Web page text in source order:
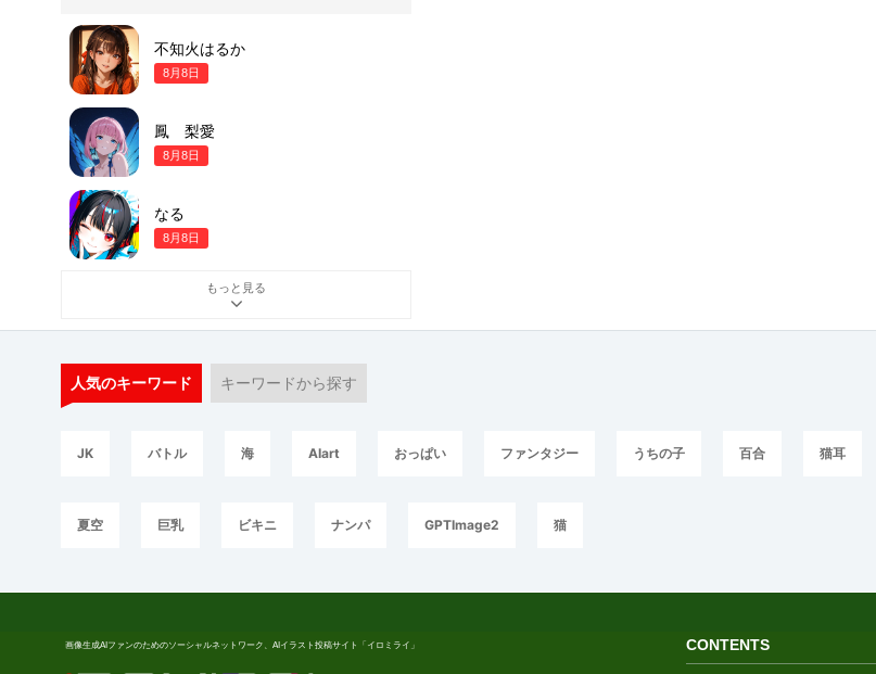
不知火はるか
8月8日
鳳 梨愛
8月8日
なる
8月8日
もっと見る
人気のキーワード キーワードから探す
JK バトル 海 AIart おっぱい ファンタジー うちの子 百合 猫耳
夏空 巨乳 ビキニ ナンパ GPTImage2 猫
画像生成AIファンのためのソーシャルネットワーク、AIイラスト投稿サイト「イロミライ」 CONTENTS